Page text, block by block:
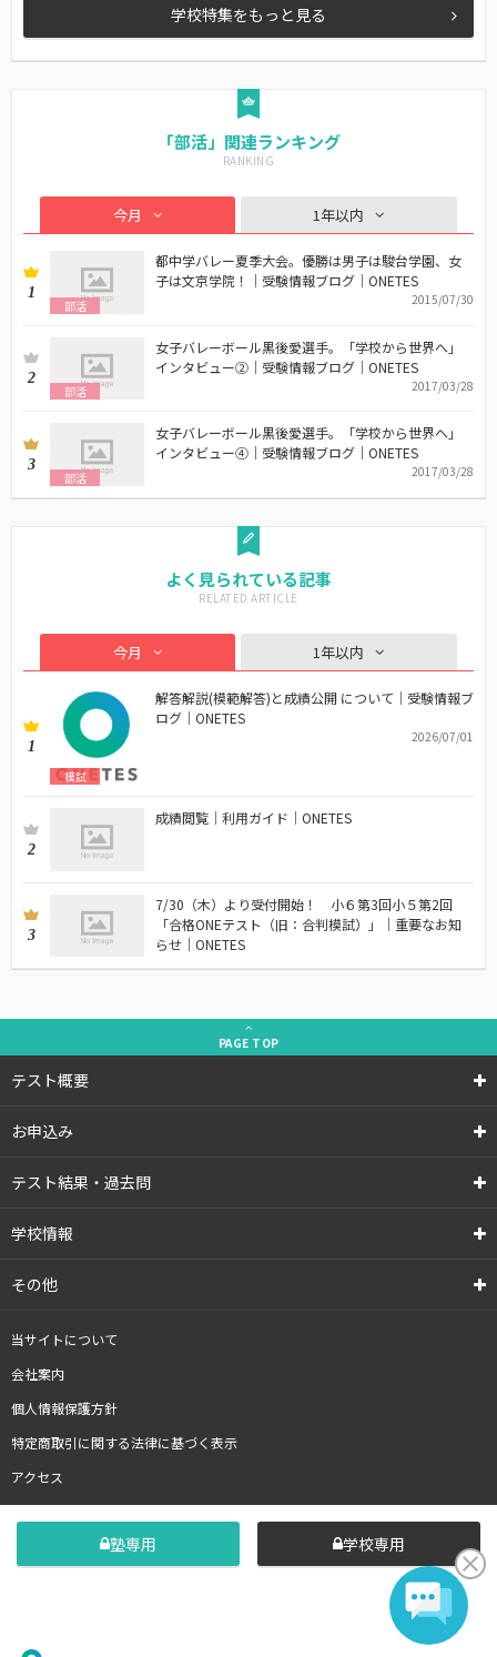
学校特集をもっと見る
「部活」関連ランキング
今月 1年以内
1
部活
都中学バレー夏季大会。優勝は男子は駿台学園、女
子は文京学院！｜受験情報ブログ｜ONETES
2015/07/30
2
部活
女子バレーボール黒後愛選手。「学校から世界へ」
インタビュー②｜受験情報ブログ｜ONETES
2017/03/28
3
部活
女子バレーボール黒後愛選手。「学校から世界へ」
インタビュー④｜受験情報ブログ｜ONETES
2017/03/28
よく見られている記事
今月 1年以内
1
模試
解答解説(模範解答)と成績公開 について｜受験情報ブ
ログ｜ONETES
2026/07/01
2
成績閲覧｜利用ガイド｜ONETES
3
7/30（木）より受付開始！ 小６第3回小５第2回
「合格ONEテスト（旧：合判模試）」｜重要なお知
らせ｜ONETES
PAGE TOP
テスト概要
お申込み
テスト結果・過去問
学校情報
その他
当サイトについて
会社案内
個人情報保護方針
特定商取引に関する法律に基づく表示
アクセス
塾専用 学校専用